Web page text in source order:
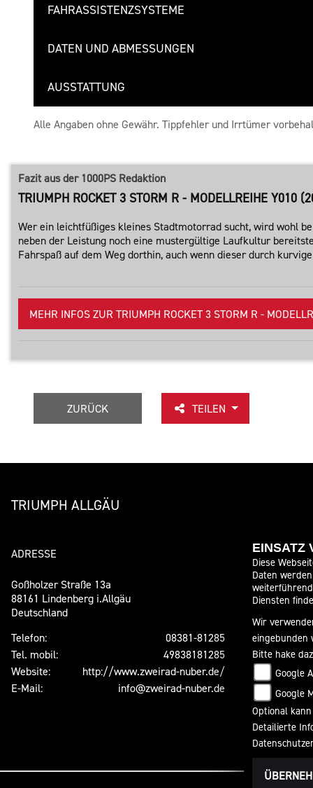
FAHRASSISTENZSYSTEME
DATEN UND ABMESSUNGEN
AUSSTATTUNG
Alle Angaben ohne Gewähr. Tippfehler und Irrtümer
Fazit aus der 1000PS Redaktion
TRIUMPH ROCKET 3 STORM R - MODELLREIHE Y010
Wer ein leichtfüßiges kleines Stadtmotorrad sucht, wird wohl
neben der Leistung noch eine mustergültige Laufkultur
Fahrspaß auf dem Weg dorthin, auch wenn dieser durch
MEHR INFOS ZUR TRIUMPH ROCKET 3 STORM R -
ZURÜCK TEILEN
TRIUMPH ALLGÄU
ADRESSE
Goßholzer Straße 13a
88161 Lindenberg i.Allgäu
Deutschland
Telefon:
08381-81285
Tel. mobil:
49838181285
Website:
http://www.zweirad-nuber.de/
E-Mail:
info@zweirad-nuber.de
Montag:
Mittwoch:
Donnerstag:
Freitag:
Samstag:
Sonntag:
EINSATZ
Diese
Daten
Diensten
Wir
eingebunden
Bitte hake
Google
Google
Optional
Detailierte